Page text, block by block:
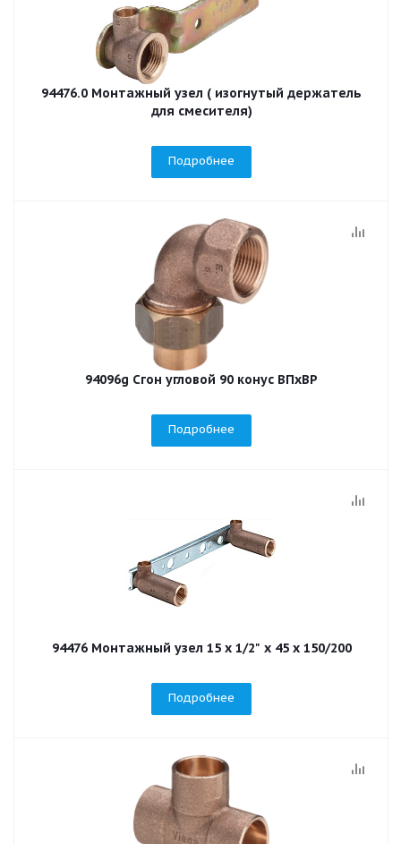
94476.0 Монтажный узел ( изогнутый держатель
для смесителя)
Подробнее
94096g Сгон угловой 90 конус ВПхВР
Подробнее
94476 Монтажный узел 15 х 1/2" х 45 х 150/200
Подробнее